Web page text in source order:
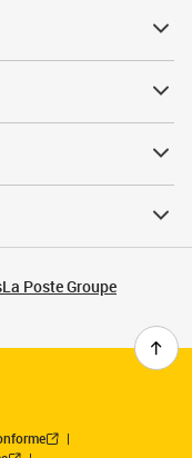
La Poste Groupe